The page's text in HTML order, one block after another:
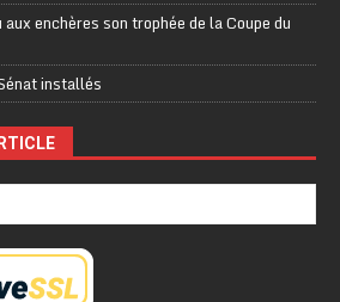
enchères son trophée de la Coupe du
installés